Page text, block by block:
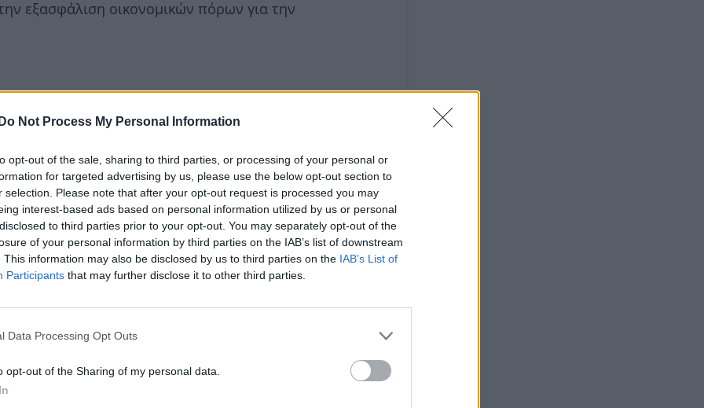
Do Not Process My Personal Information
opt-out of the sale, sharing to third parties, or processing of your personal or
for targeted advertising by us, please use the below opt-out section to
selection. Please note that after your opt-out request is processed you may
interest-based ads based on personal information utilized by us or personal
to third parties prior to your opt-out. You may separately opt-out of the
of your personal information by third parties on the IAB’s list of downstream
This information may also be disclosed by us to third parties on the IAB’s List of
Participants that may further disclose it to other third parties.
Data Processing Opt Outs
opt-out of the Sharing of my personal data.
εξασφάλιση οικονομικών πόρων για την